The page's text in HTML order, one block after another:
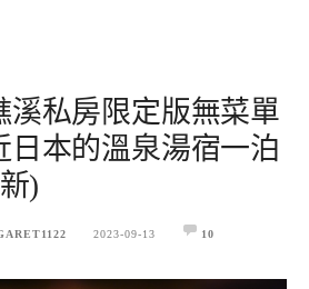
溪私房限定版無菜單
日本的溫泉湯宿一泊
)
2023-09-13 10